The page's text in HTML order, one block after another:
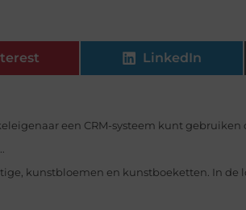
LinkedIn
een CRM-systeem kunt
kunstbloemen en kunstboeketten. In de